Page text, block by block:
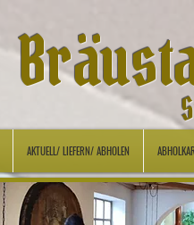
AKTUELL/ LIEFERN/ ABHOLEN